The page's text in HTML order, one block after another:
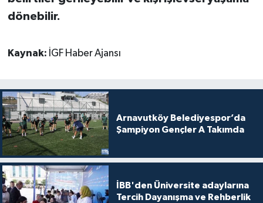
dönebilir.
Kaynak: İGF Haber Ajansı
Arnavutköy Belediyespor’da
Şampiyon Gençler A Takımda
İBB'den Üniversite adaylarına
Tercih Dayanışma ve Rehberlik